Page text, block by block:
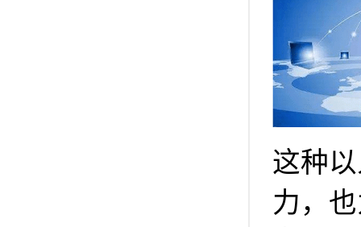
这种
力，